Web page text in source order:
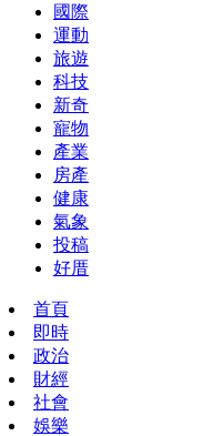
國際
運動
旅遊
科技
新奇
寵物
產業
房產
健康
氣象
投稿
好厝
首頁
即時
政治
財經
社會
娛樂